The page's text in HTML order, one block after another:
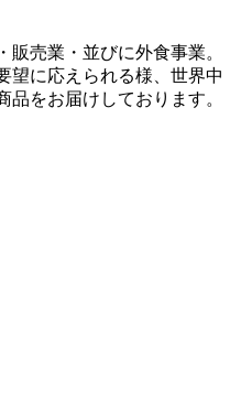
売業・並びに外食事業。
望に応えられる様、世界中
をお届けしております。